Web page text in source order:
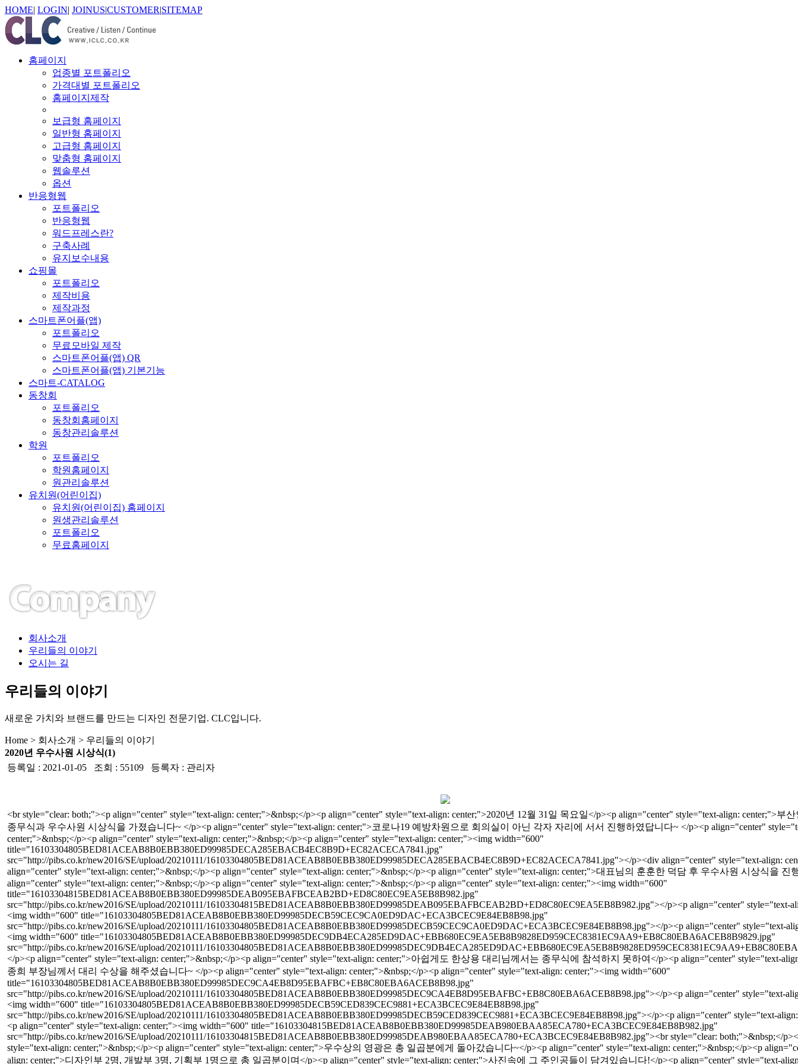
HOME| LOGIN| JOINUS|CUSTOMER|SITEMAP
홈페이지
업종별 포트폴리오
가격대별 포트폴리오
홈페이지제작
보급형 홈페이지
일반형 홈페이지
고급형 홈페이지
맞춤형 홈페이지
웹솔루션
옵션
반응형웹
포트폴리오
반응형웹
워드프레스란?
구축사례
유지보수내용
쇼핑몰
포트폴리오
제작비용
제작과정
스마트폰어플(앱)
포트폴리오
무료모바일 제작
스마트폰어플(앱) QR
스마트폰어플(앱) 기본기능
스마트-CATALOG
동창회
포트폴리오
동창회홈페이지
동창관리솔루션
학원
포트폴리오
학원홈페이지
원관리솔루션
유치원(어린이집)
유치원(어린이집) 홈페이지
원생관리솔루션
포트폴리오
무료홈페이지
회사소개
우리들의 이야기
오시는 길
우리들의 이야기
새로운 가치와 브랜드를 만드는 디자인 전문기업. CLC입니다.
Home > 회사소개 > 우리들의 이야기
2020년 우수사원 시상식(1)
등록일 : 2021-01-05 조회 : 55109 등록자 : 관리자
<br style="clear: both;"><p align="center" style="text-align: center;">&nbsp;</p><p align="center" style="text-align: center;">2020년 12월 31일 목요일</p><p align="center" style="text-align: center;">부
종무식과 우수사원 시상식을 가졌습니다~ </p><p align="center" style="text-align: center;">코로나19 예방차원으로 회의실이 아닌 각자 자리에 서서 진행하였답니다~ </p><p align="center"
center;">&nbsp;</p><p align="center" style="text-align: center;">&nbsp;</p><p align="center" style="text-align: center;"><img width="600"
title="16103304805BED81ACEAB8B0EBB380ED99985DECA285EBACB4EC8B9D+EC82ACECA7841.jpg"
src="http://pibs.co.kr/new2016/SE/upload/20210111/16103304805BED81ACEAB8B0EBB380ED99985DECA285EBACB4EC8B9D+EC82ACECA7841.jpg"></p><div align="center" style="text-align:
align="center" style="text-align: center;">&nbsp;</p><p align="center" style="text-align: center;">&nbsp;</p><p align="center" style="text-align: center;">대표님의 훈훈한 덕담 후 우수사원 시상식을 진
align="center" style="text-align: center;">&nbsp;</p><p align="center" style="text-align: center;">&nbsp;</p><p align="center" style="text-align: center;"><img width="600"
title="16103304815BED81ACEAB8B0EBB380ED99985DEAB095EBAFBCEAB2BD+ED8C80EC9EA5EB8B982.jpg"
src="http://pibs.co.kr/new2016/SE/upload/20210111/16103304815BED81ACEAB8B0EBB380ED99985DEAB095EBAFBCEAB2BD+ED8C80EC9EA5EB8B982.jpg"></p><p align="center" style="text-
<img width="600" title="16103304805BED81ACEAB8B0EBB380ED99985DECB59CEC9CA0ED9DAC+ECA3BCEC9E84EB8B98.jpg"
src="http://pibs.co.kr/new2016/SE/upload/20210111/16103304805BED81ACEAB8B0EBB380ED99985DECB59CEC9CA0ED9DAC+ECA3BCEC9E84EB8B98.jpg"></p><p align="center" style="text-
<img width="600" title="16103304805BED81ACEAB8B0EBB380ED99985DEC9DB4ECA285ED9DAC+EBB680EC9EA5EB8B9828ED959CEC8381EC9AA9+EB8C80EBA6ACEB8B9829.jpg"
src="http://pibs.co.kr/new2016/SE/upload/20210111/
</p><p align="center" style="text-align: center;">&nbsp;</p><p align="center" style="text-align: center;">아쉽게도 한상용 대리님께서는 종무식에 참석하지 못하여</p><p align="center" style="text-
종희 부장님께서 대리 수상을 해주셨습니다~ </p><p align="center" style="text-align: center;">&nbsp;</p><p align="center" style="text-align: center;"><img width="600"
title="16103304805BED81ACEAB8B0EBB380ED99985DEC9CA4EB8D95EBAFBC+EB8C80EBA6ACEB8B98.jpg"
src="http://pibs.co.kr/new2016/SE/upload/20210111/16103304805BED81ACEAB8B0EBB380ED99985DEC9CA4EB8D95EBAFBC+EB8C80EBA6ACEB8B98.jpg"></p><p align="center" style="text-
<img width="600" title="16103304805BED81ACEAB8B0EBB380ED99985DECB59CED839CEC9881+ECA3BCEC9E84EB8B98.jpg"
src="http://pibs.co.kr/new2016/SE/upload/20210111/16103304805BED81ACEAB8B0EBB380ED99985DECB59CED839CEC9881+ECA3BCEC9E84EB8B98.jpg"></p><p align="center" style="text-
<p align="center" style="text-align: center;"><img width="600" title="16103304815BED81ACEAB8B0EBB380ED99985DEAB980EBAA85ECA780+ECA3BCEC9E84EB8B982.jpg"
src="http://pibs.co.kr/new2016/SE/upload/20210111/16103304815BED81ACEAB8B0EBB380ED99985DEAB980EBAA85ECA780+ECA3BCEC9E84EB8B982.jpg"><br style="clear: both;">&nbsp;</
style="text-align: center;">&nbsp;</p><p align="center" style="text-align: center;">우수상의 영광은 총 일곱분에게 돌아갔습니다~</p><p align="center" style="text-align: center;">&nbsp;</p><p
align: center;">디자인부 2명, 개발부 3명, 기획부 1명으로 총 일곱분이며</p><p align="center" style="text-align: center;">사진속에 그 주인공들이 담겨있습니다!</p><p align="center" style="text-